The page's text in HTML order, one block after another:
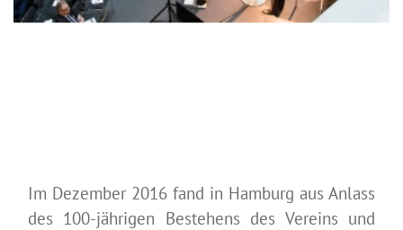
Im Dezember 2016 fand in Hamburg aus Anlass
des 100-jährigen Bestehens des Vereins und